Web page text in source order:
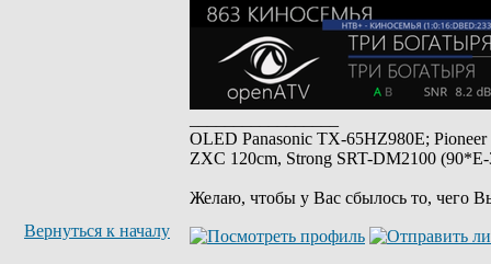
OLED Panasonic TX-65HZ980E;
ZXC 120cm, Strong SRT-DM2100
Желаю, чтобы у Вас сбылось то, чего
Вернуться к началу